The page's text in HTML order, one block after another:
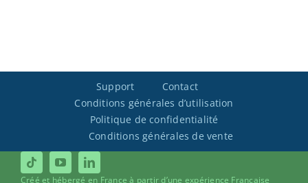
Support
Contact
Conditions générales d’utilisation
Politique de confidentialité
Conditions générales de vente
Créé et hébergé en France à partir d’une expérience Française